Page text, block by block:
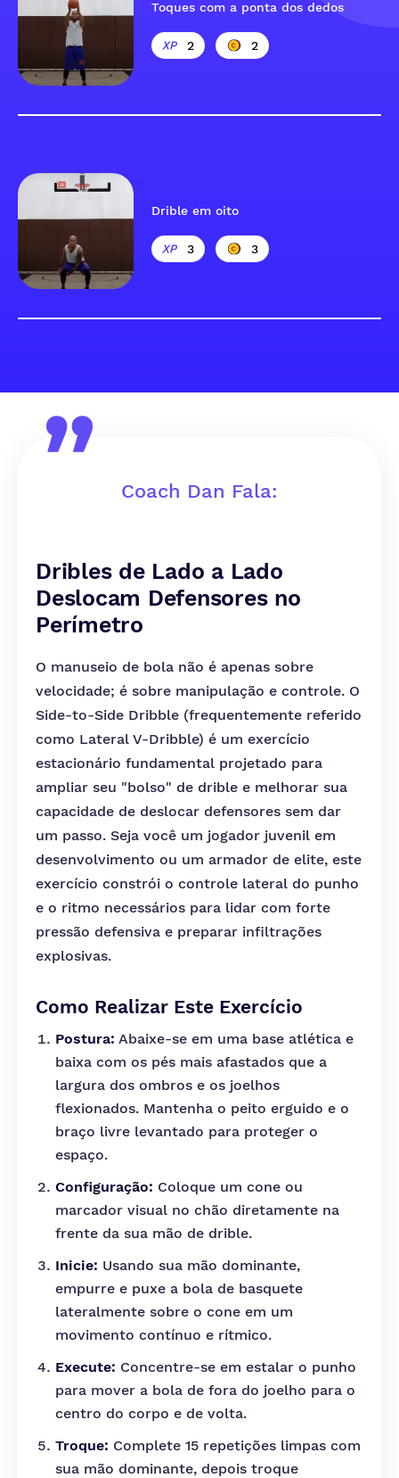
Toques com a ponta dos dedos
2 2
Drible em oito
3 3
Coach Dan Fala:
Dribles de Lado a Lado
Deslocam Defensores no
Perímetro
O manuseio de bola não é apenas sobre
velocidade; é sobre manipulação e controle. O
Side-to-Side Dribble (frequentemente referido
como Lateral V-Dribble) é um exercício
estacionário fundamental projetado para
ampliar seu "bolso" de drible e melhorar sua
capacidade de deslocar defensores sem dar
um passo. Seja você um jogador juvenil em
desenvolvimento ou um armador de elite, este
exercício constrói o controle lateral do punho
e o ritmo necessários para lidar com forte
pressão defensiva e preparar infiltrações
explosivas.
Como Realizar Este Exercício
Postura: Abaixe-se em uma base atlética e
baixa com os pés mais afastados que a
largura dos ombros e os joelhos
flexionados. Mantenha o peito erguido e o
braço livre levantado para proteger o
espaço.
Configuração: Coloque um cone ou
marcador visual no chão diretamente na
frente da sua mão de drible.
Inicie: Usando sua mão dominante,
empurre e puxe a bola de basquete
lateralmente sobre o cone em um
movimento contínuo e rítmico.
Execute: Concentre-se em estalar o punho
para mover a bola de fora do joelho para o
centro do corpo e de volta.
Troque: Complete 15 repetições limpas com
sua mão dominante, depois troque